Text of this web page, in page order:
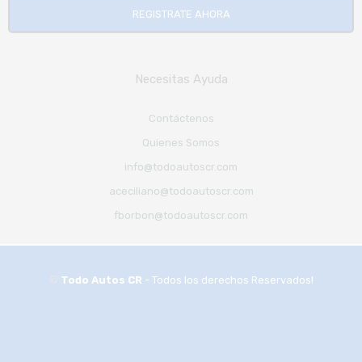
REGISTRATE AHORA
Necesitas Ayuda
Contáctenos
Quienes Somos
info@todoautoscr.com
aceciliano@todoautoscr.com
fborbon@todoautoscr.com
Todo Autos CR - Todos los derechos Reservados!